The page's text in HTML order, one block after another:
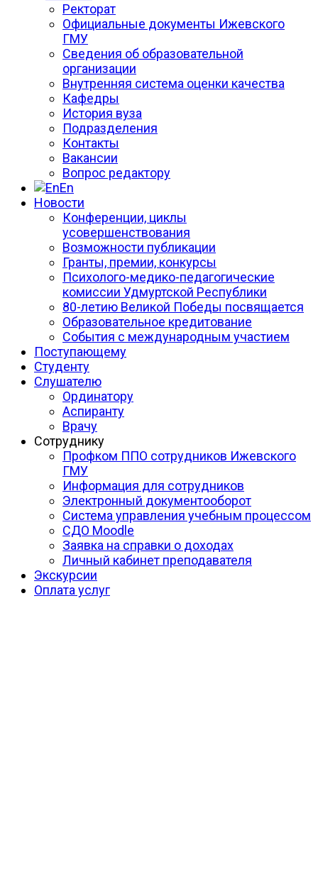
Ректорат
Официальные документы Ижевского
ГМУ
Сведения об образовательной
организации
Внутренняя система оценки качества
Кафедры
История вуза
Подразделения
Контакты
Вакансии
Вопрос редактору
En
Новости
Конференции, циклы
усовершенствования
Возможности публикации
Гранты, премии, конкурсы
Психолого-медико-педагогические
комиссии Удмуртской Республики
80-летию Великой Победы посвящается
Образовательное кредитование
События с международным участием
Поступающему
Студенту
Слушателю
Ординатору
Аспиранту
Врачу
Сотруднику
Профком ППО сотрудников Ижевского
ГМУ
Информация для сотрудников
Электронный документооборот
Система управления учебным процессом
СДО Moodle
Заявка на справки о доходах
Личный кабинет преподавателя
Экскурсии
Оплата услуг